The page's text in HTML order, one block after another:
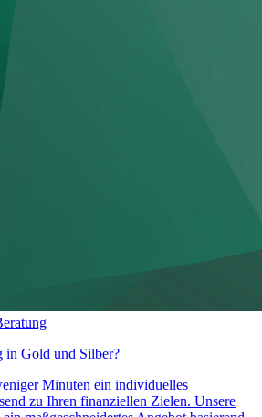
in Gold und Silber?
Minuten ein individuelles
zu Ihren finanziellen Zielen. Unsere